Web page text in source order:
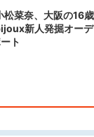
松菜奈、大阪の16
新人発掘オーデ
ト